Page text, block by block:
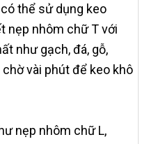
thể sử dụng keo
nẹp nhôm chữ T với
như gạch, đá, gỗ,
vài phút để keo khô
nẹp nhôm chữ L,